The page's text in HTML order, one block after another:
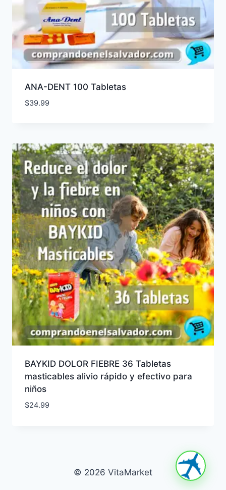
ANA-DENT 100 Tabletas
$39.99
BAYKID DOLOR FIEBRE 36 Tabletas
masticables alivio rápido y efectivo para
niños
$24.99
© 2026 VitaMarket